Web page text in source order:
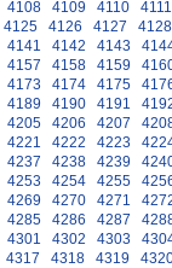
4108 4109 4110
4111
4125 4126 4127
4128
4141 4142 4143
4157 4158 4159
4173 4174 4175
4189 4190 4191
4205 4206 4207
4221 4222 4223
4237 4238 4239
4253 4254 4255
4269 4270 4271
4285 4286 4287
4301 4302 4303
4317 4318 4319